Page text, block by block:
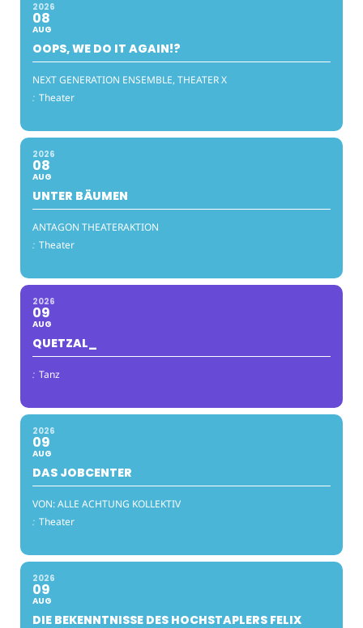
2026
08
AUG
OOPS, WE DO IT AGAIN!?
NEXT GENERATION ENSEMBLE, THEATER X
: Theater
2026
08
AUG
UNTER BÄUMEN
ANTAGON THEATERAKTION
: Theater
2026
09
AUG
QUETZAL_
: Tanz
2026
09
AUG
DAS JOBCENTER
VON: ALLE ACHTUNG KOLLEKTIV
: Theater
2026
09
AUG
DIE BEKENNTNISSE DES HOCHSTAPLERS FELIX